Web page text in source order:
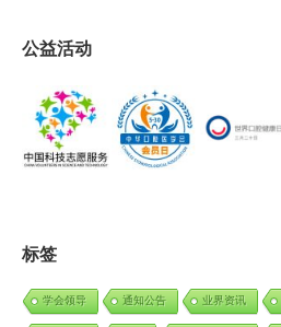
公益活动
标签
学会领导 通知公告 业界资讯